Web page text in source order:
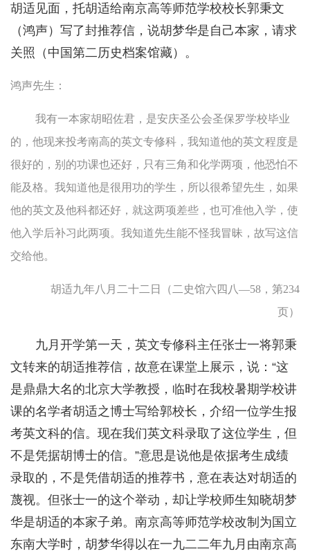
胡适见面，托胡适给南京高等师范学校校长郭秉文
（鸿声）写了封推荐信，说胡梦华是自己本家，请求
关照（中国第二历史档案馆藏）。
鸿声先生：
我有一本家胡昭佐君，是安庆圣公会圣保罗学校毕业
的，他现来投考南高的英文专修科，我知道他的英文程度是
很好的，别的功课也还好，只有三角和化学两项，他恐怕不
能及格。我知道他是很用功的学生，所以很希望先生，如果
他的英文及他科都还好，就这两项差些，也可准他入学，使
他入学后补习此两项。我知道先生能不怪我冒昧，故写这信
交给他。
胡适九年八月二十二日（二史馆六四八—58，第234
页）
九月开学第一天，英文专修科主任张士一将郭秉
文转来的胡适推荐信，故意在课堂上展示，说：“这
是鼎鼎大名的北京大学教授，临时在我校暑期学校讲
课的名学者胡适之博士写给郭校长，介绍一位学生报
考英文科的信。现在我们英文科录取了这位学生，但
不是凭据胡博士的信。”意思是说他是依据考生成绩
录取的，不是凭借胡适的推荐书，意在表达对胡适的
蔑视。但张士一的这个举动，却让学校师生知晓胡梦
华是胡适的本家子弟。南京高等师范学校改制为国立
东南大学时，胡梦华得以在一九二二年九月由南京高